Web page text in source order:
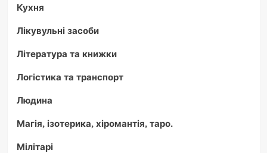
Кухня
Лікувульні засоби
Література та книжки
Логістика та транспорт
Людина
Магія, ізотерика, хіромантія, таро.
Мілітарі